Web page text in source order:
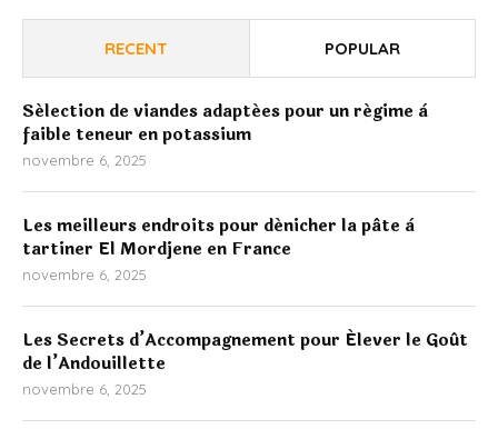
RECENT POPULAR
Sélection de viandes adaptées pour un régime à
faible teneur en potassium
novembre 6, 2025
Les meilleurs endroits pour dénicher la pâte à
tartiner El Mordjene en France
novembre 6, 2025
Les Secrets d’Accompagnement pour Élever le Goût
de l’Andouillette
novembre 6, 2025